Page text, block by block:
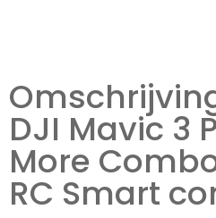
DJI Mavic 3
More
RC Smart